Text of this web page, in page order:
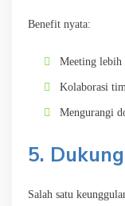
Benefit nyata:
Meeting lebih
Kolaborasi
Mengurangi
5.
Salah satu